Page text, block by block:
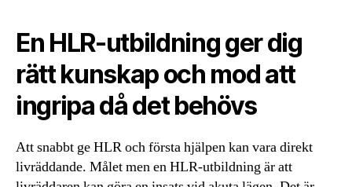
En HLR-utbildning ger dig
rätt kunskap och mod att
ingripa då det behövs
Att snabbt ge HLR och första hjälpen kan vara direkt
livräddande. Målet men en HLR-utbildning är att